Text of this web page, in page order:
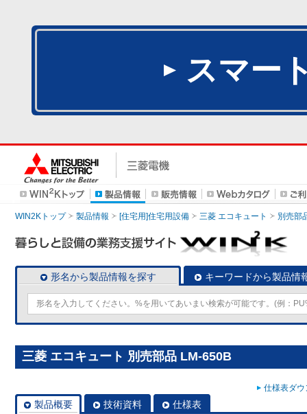
スマー
WIN2Kトップ 製品情報 [住宅用]住宅用設備 三菱 エコキュート 別売部
形名から製品情報を探す キーワードから製品情
三菱 エコキュート 別売部品 LM-650B
仕様表ダ
製品概要 技術資料 仕様表